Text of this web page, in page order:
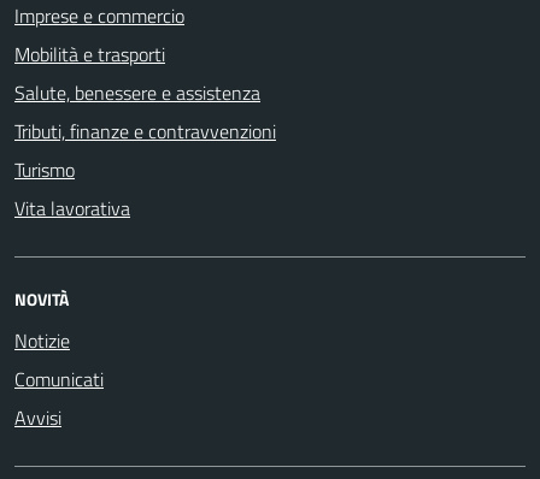
Imprese e commercio
Mobilità e trasporti
Salute, benessere e assistenza
Tributi, finanze e contravvenzioni
Turismo
Vita lavorativa
NOVITÀ
Notizie
Comunicati
Avvisi